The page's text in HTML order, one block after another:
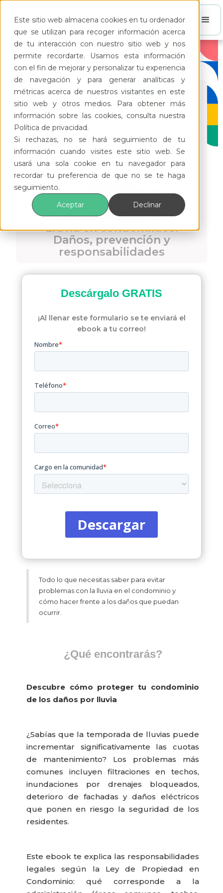
Este sitio web almacena cookies en tu ordenador
que se utilizan para recoger información acerca
de tu interacción con nuestro sitio web y nos
permite recordarte. Usamos esta información
con el fin de mejorar y personalizar tu experiencia
de navegación y para generar analíticas y
métricas acerca de nuestros visitantes en este
sitio web y otros medios. Para obtener más
información sobre las cookies, consulta nuestra
Política de privacidad.
Si rechazas, no se hará seguimiento de tu
información cuando visites este sitio web. Se
usará una sola cookie en tu navegador para
recordar tu preferencia de que no se te haga
seguimiento.
Aceptar
Declinar
Lluvia en condominios:
Daños, prevención y
responsabilidades
Descárgalo GRATIS
¡Al llenar este formulario se te enviará el
ebook a tu correo!
Todo lo que necesitas saber para evitar
problemas con la lluvia en el condominio y
cómo hacer frente a los daños que puedan
ocurrir.
¿Qué encontrarás?
Descubre cómo proteger tu condominio
de los daños por lluvia
¿Sabías que la temporada de lluvias puede
incrementar significativamente las cuotas
de mantenimiento? Los problemas más
comunes incluyen filtraciones en techos,
inundaciones por drenajes bloqueados,
deterioro de fachadas y daños eléctricos
que ponen en riesgo la seguridad de los
residentes.
Este ebook te explica las responsabilidades
legales según la Ley de Propiedad en
Condominio: qué corresponde a la